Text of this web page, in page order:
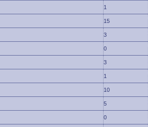
1
15
3
0
3
1
10
5
0